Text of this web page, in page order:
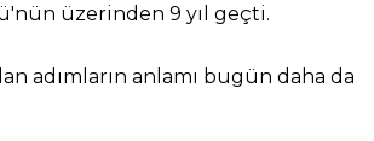
üzerinden 9 yıl geçti.
adımların anlamı bugün daha da